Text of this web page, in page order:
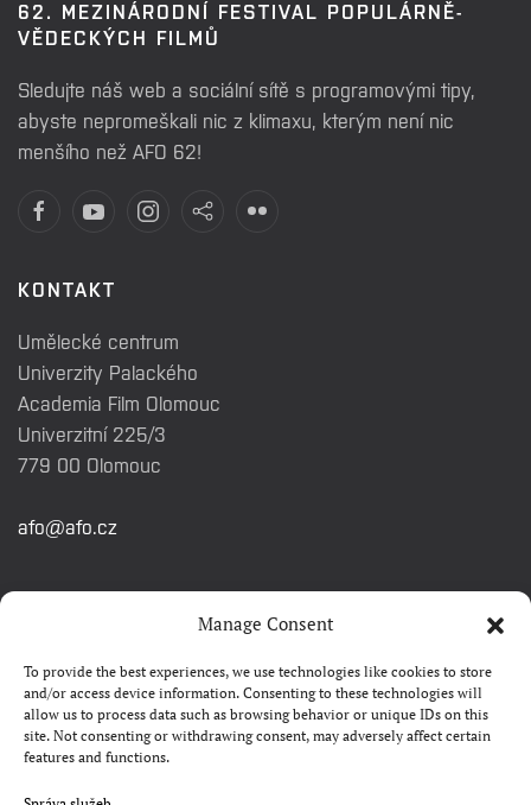
Manage Consent
To provide the best experiences, we use technologies like cookies to store
and/or access device information. Consenting to these technologies will
allow us to process data such as browsing behavior or unique IDs on this
site. Not consenting or withdrawing consent, may adversely affect certain
features and functions.
62. MEZINÁRODNÍ FESTIVAL POPULÁRNĚ-
VĚDECKÝCH FILMŮ
Sledujte náš web a sociální sítě s programovými tipy,
abyste nepromeškali nic z klimaxu, kterým není nic
menšího než AFO 62!
KONTAKT
Umělecké centrum
Univerzity Palackého
Academia Film Olomouc
Univerzitní 225/3
779 00 Olomouc
afo@afo.cz
RYCHLÉ ODKAZY
Watch&Know
Kontakty
FAQ